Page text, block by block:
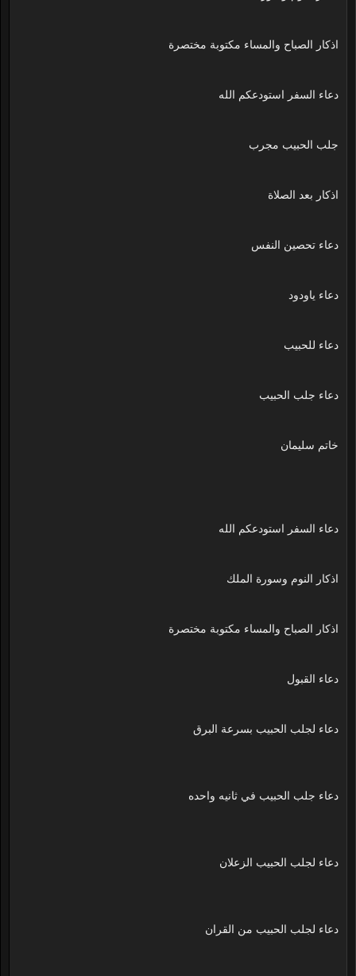
اذكار الصباح والمساء مكتوبة مختصرة
دعاء السفر استودعكم الله
جلب الحبيب مجرب
اذكار بعد الصلاة
دعاء تحصين النفس
دعاء ياودود
دعاء للحبيب
دعاء جلب الحبيب
خاتم سليمان
دعاء السفر استودعكم الله
اذكار النوم وسورة الملك
اذكار الصباح والمساء مكتوبة مختصرة
دعاء القبول
دعاء لجلب الحبيب بسرعة البرق
دعاء جلب الحبيب في ثانيه واحده
دعاء لجلب الحبيب الزعلان
دعاء لجلب الحبيب من القران